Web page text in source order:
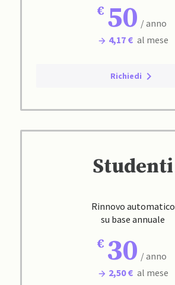
50 / anno
4,17 € al mese
Richiedi
Studenti
Rinnovo automatico
su base annuale
30 / anno
2,50 € al mese